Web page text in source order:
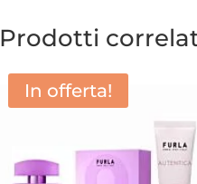
Prodotti
In offerta!